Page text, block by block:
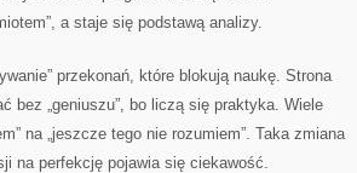
a staje się podstawą analizy.
przekonań, które blokują naukę. Strona
bez „geniuszu”, bo liczą się praktyka. Wiele
na „jeszcze tego nie rozumiem”. Taka zmiana
na perfekcję pojawia się ciekawość.